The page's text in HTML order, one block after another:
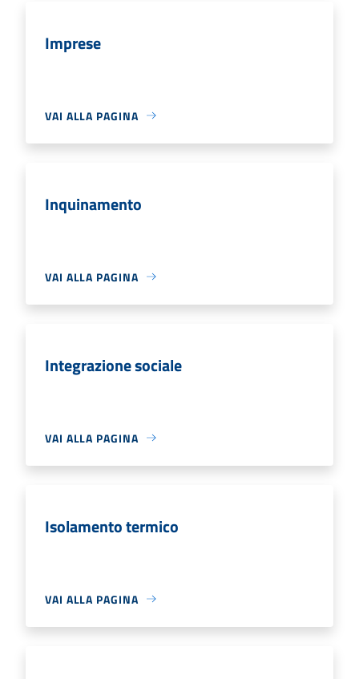
Imprese
VAI ALLA PAGINA
Inquinamento
VAI ALLA PAGINA
Integrazione sociale
VAI ALLA PAGINA
Isolamento termico
VAI ALLA PAGINA